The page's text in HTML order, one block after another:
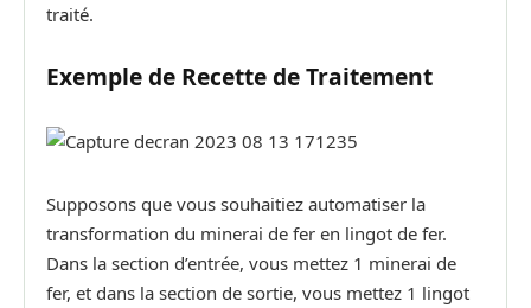
traité.
Exemple de Recette de Traitement
Supposons que vous souhaitiez automatiser la
transformation du minerai de fer en lingot de fer.
Dans la section d’entrée, vous mettez 1 minerai de
fer, et dans la section de sortie, vous mettez 1 lingot